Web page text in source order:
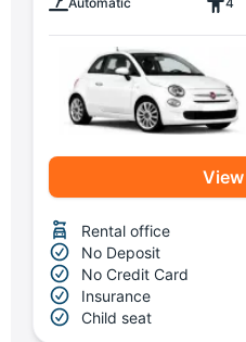
Rental office
No Deposit
No Credit Card
Insurance
Child seat